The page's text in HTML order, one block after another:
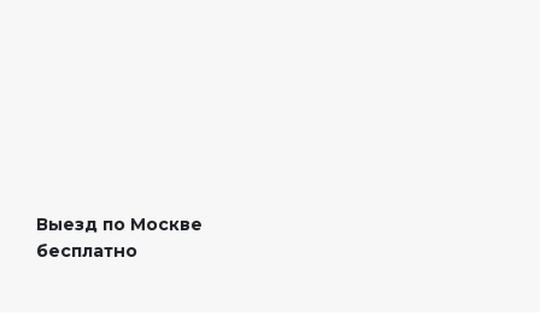
Выезд по Москве
бесплатно